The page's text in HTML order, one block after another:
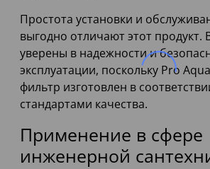
Простота установки и
выгодно отличают этот
уверены в надежности и
эксплуатации, поскольку Pro
фильтр изготовлен в
стандартами качества.
Применение в сфере
инженерной